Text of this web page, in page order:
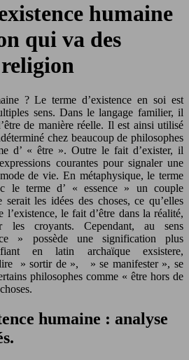
humaine
qui va des
religion
? Le terme d’existence en soi est
sens. Dans le langage familier, il
de manière réelle. Il est ainsi utilisé
chez beaucoup de philosophes
d’ « être ». Outre le fait d’exister, il
courantes pour signaler une
de vie. En métaphysique, le terme
le terme d’ « essence » un couple
serait les idées des choses, ce qu’elles
le fait d’être dans la réalité,
les croyants. Cependant, au sens
» possède une signification plus
en latin archaïque exsistere,
» sortir de », » se manifester », se
philosophes comme « être hors de
humaine : analyse